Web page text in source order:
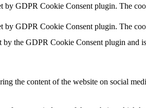
by GDPR Cookie Consent plugin. The
by GDPR Cookie Consent plugin. The
by the GDPR Cookie Consent plugin and
the content of the website on social